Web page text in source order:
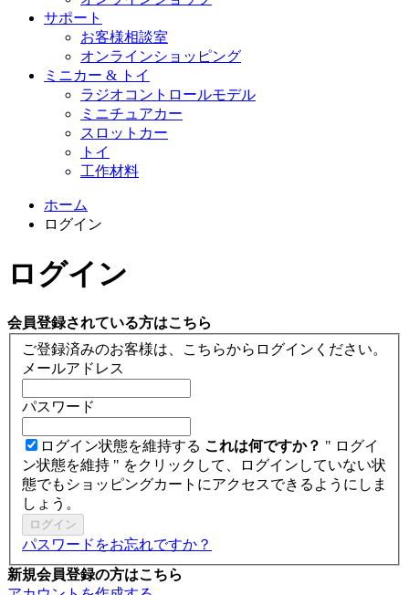
サポート
お客様相談室
オンラインショッピング
ミニカー & トイ
ラジオコントロールモデル
ミニチュアカー
スロットカー
トイ
工作材料
ホーム
ログイン
ログイン
会員登録されている方はこちら
ご登録済みのお客様は、こちらからログインください。
メールアドレス
パスワード
ログイン状態を維持する これは何ですか？ " ログイ
ン状態を維持 " をクリックして、ログインしていない状
態でもショッピングカートにアクセスできるようにしま
しょう。
ログイン
パスワードをお忘れですか？
新規会員登録の方はこちら